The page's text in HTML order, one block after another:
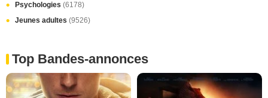
Psychologies (6178)
Jeunes adultes (9526)
Top Bandes-annonces